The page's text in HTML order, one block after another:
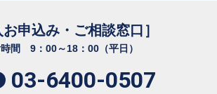
お申込み・ご相談窓口］
間 9：00～18：00（平日）
03-6400-0507